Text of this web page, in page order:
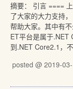
摘要： 引言 ====
了大家的大力支持
帮助大家。其中有
ET平台是属于.NET
到.NET Core2.1，不
posted @ 2019-